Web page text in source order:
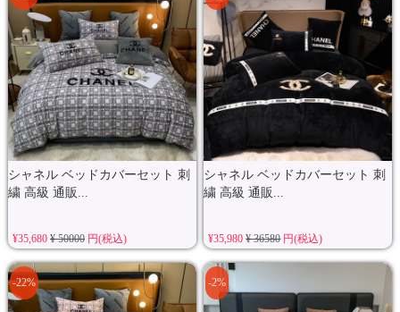
シャネル ベッドカバーセット 刺
繍 高級 通販...
¥35,680 ¥ 50000円(税込)
シャネル ベッドカバーセット 刺
繍 高級 通販...
¥35,980¥ 36580円(税込)
-22% -2%